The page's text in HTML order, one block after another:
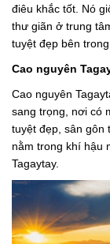
điêu khắc tốt. Nó
thư giãn ở trung
tuyệt đẹp bên trong
Cao nguyên
Cao nguyên
sang trọng, nơi có
tuyệt đẹp, sân gôn
nằm trong khí hậu
Tagaytay.